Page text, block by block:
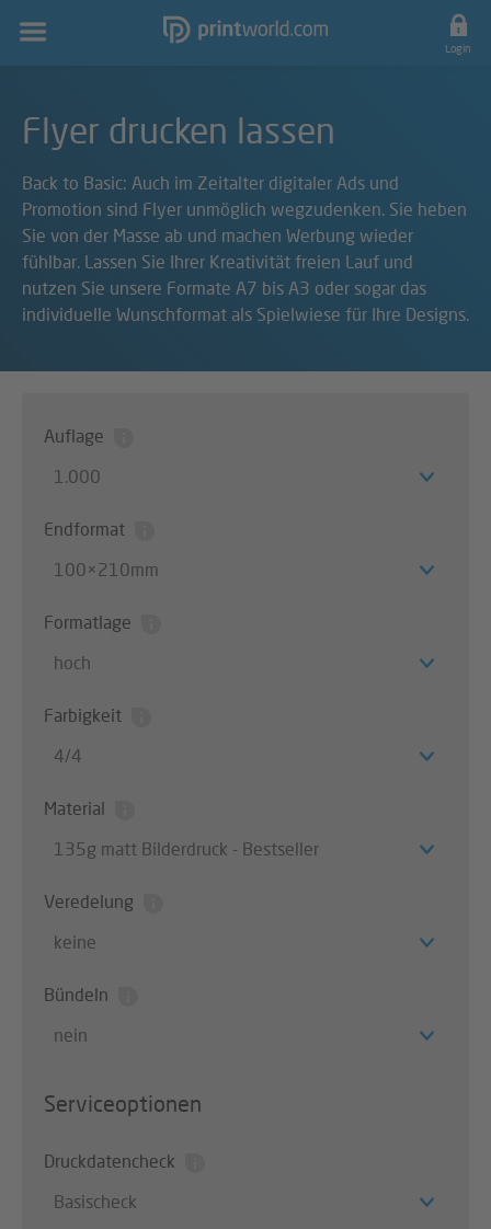
Hauptnavigation
Login
Flyer drucken lassen
Back to Basic: Auch im Zeitalter digitaler Ads und
Promotion sind Flyer unmöglich wegzudenken. Sie heben
Sie von der Masse ab und machen Werbung wieder
fühlbar. Lassen Sie Ihrer Kreativität freien Lauf und
nutzen Sie unsere Formate A7 bis A3 oder sogar das
individuelle Wunschformat als Spielwiese für Ihre Designs.
Auflage
1.000
Endformat
100×210mm
Formatlage
hoch
Farbigkeit
4/4
Material
135g matt Bilderdruck - Bestseller
Veredelung
keine
Bündeln
nein
Serviceoptionen
Druckdatencheck
Basischeck